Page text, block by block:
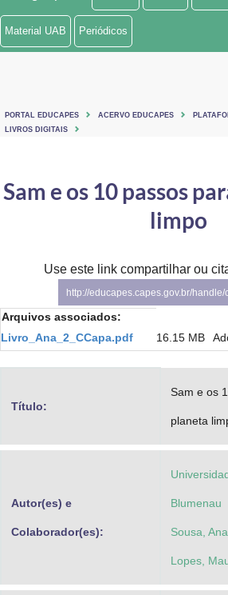
Ministério de Minas e Energia
Ministério do Turismo
Controladoria-Geral da União
Ministério da Mulher, da Família e dos Direitos
Secretaria-Geral
Gabinete de Segurança Institucional
Banco Central do Brasil
Planalto
Material UAB Periódicos
PORTAL EDUCAPES ACERVO EDUCAPES
LIVROS DIGITAIS
Sam e os 10 passos
limpo
Use este link compartilhar ou
http://educapes.capes.gov.br/
Arquivos associados:
Livro_Ana_2_CCapa.pdf
16.15 MB
Título:
Sam e os
planeta
Autor(es) e
Colaborador(es):
Blumenau
Sousa,
Lopes,